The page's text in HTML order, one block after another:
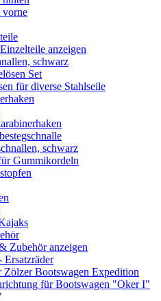
vorne
anzeigen
schwarz
Set
für diverse Stahlseile
schwarz
Gummikordeln
Zubehör anzeigen
Ersatzräder
Zölzer Bootswagen Expedition
für Bootswagen "Oker I"